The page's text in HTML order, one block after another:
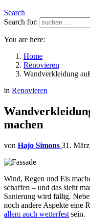
Search
Search for:
You are here:
Home
Renovieren
Wandverkleidung
in Renovieren
machen
von Hajo Simons 31.
Wind, Regen und Eis
schaffen – und das sieht
Sanierung wird fällig.
noch andere Aspekte eine
allem auch wetterfest sein.